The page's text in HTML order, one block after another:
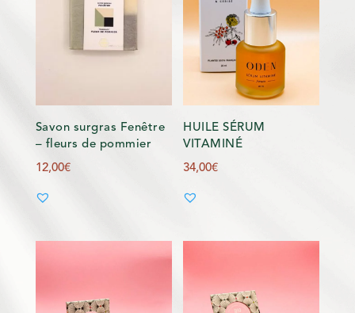
Savon surgras Fenêtre
– fleurs de pommier
12,00€
HUILE SÉRUM
VITAMINÉ
34,00€